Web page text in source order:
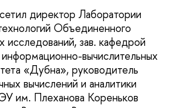
директор Лаборатории
Объединенного
исследований, зав. кафедрой
вычислительных
«Дубна», руководитель
вычислений и аналитики
им. Плеханова Кореньков